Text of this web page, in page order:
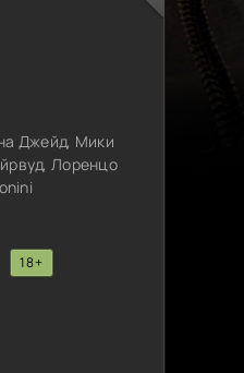
Джейд, Мики
Лоренцо
18+